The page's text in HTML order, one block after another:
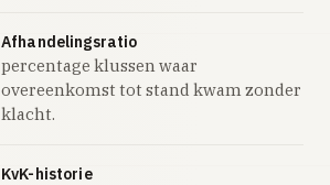
Afhandelingsratio
percentage klussen waar
overeenkomst tot stand kwam zonder
klacht.
KvK-historie